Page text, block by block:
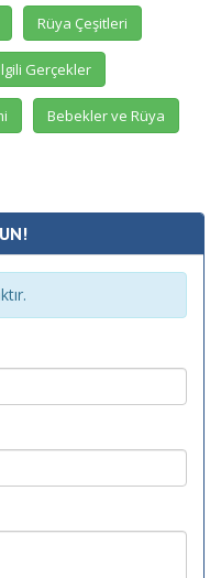
Rüya Çeşitleri
Gerçekler
Bebekler ve Rüya